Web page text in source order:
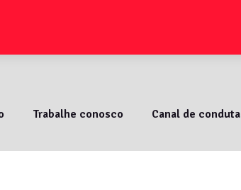
Trabalhe conosco Canal de conduta